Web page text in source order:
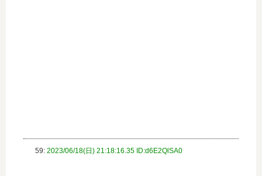
59: 2023/06/18(日) 21:18:16.35 ID:d6E2QlSA0